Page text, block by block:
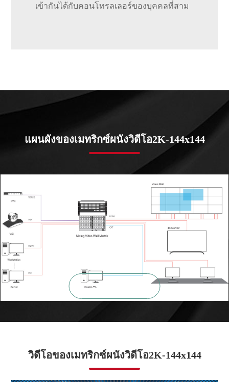
เข้ากันได้กับคอนโทรลเลอร์ของบุคคลที่สาม
แผนผังของเมทริกซ์ผนังวิดีโอ2K-144x144

วิดีโอของเมทริกซ์ผนังวิดีโอ2K-144x144